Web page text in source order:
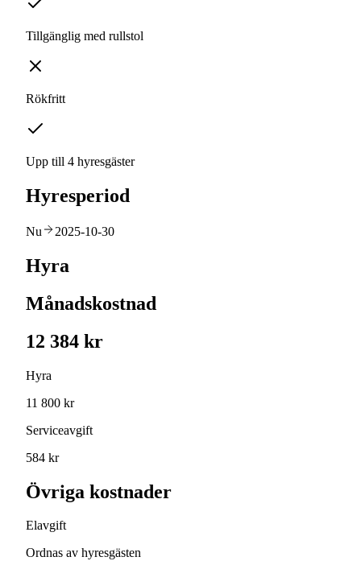
Tillgänglig med rullstol
Rökfritt
Upp till 4 hyresgäster
Hyresperiod
Nu 2025-10-30
Hyra
Månadskostnad
12 384 kr
Hyra
11 800 kr
Serviceavgift
584 kr
Övriga kostnader
Elavgift
Ordnas av hyresgästen